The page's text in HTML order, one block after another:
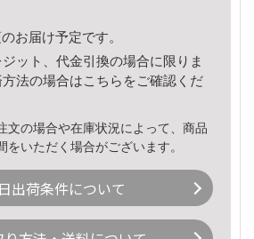
お届け予定です。
ット、代金引換の場合に限りま
法の場合はこちら をご確認くだ
文の場合や在庫状況によって、商品
をいただく場合がございます。
出荷条件について